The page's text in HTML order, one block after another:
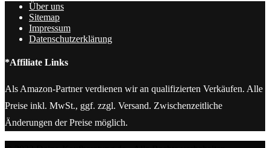
Über uns
Sitemap
Impressum
Datenschutzerklärung
*Affiliate Links
Als Amazon-Partner verdienen wir an qualifizierten Verkäufen. Alle
Preise inkl. MwSt., ggf. zzgl. Versand. Zwischenzeitliche
Änderungen der Preise möglich.